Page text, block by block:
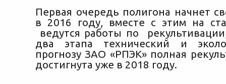
Первая очередь полигона начнет
в 2016 году, вместе с этим на
ведутся работы по
два этапа технический и
прогнозу ЗАО «РПЭК» полная
достигнута уже в 2018 году.